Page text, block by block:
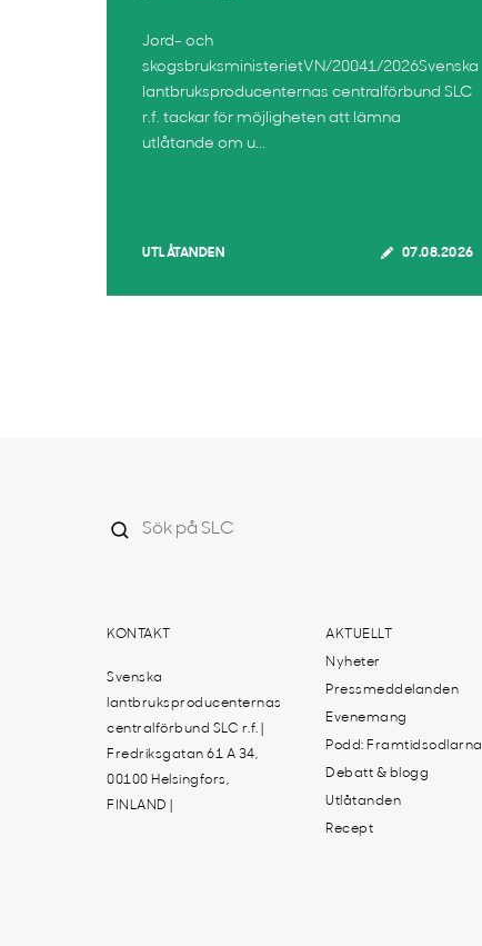
Jord- och
skogsbruksministerietVN/20041/2026Svenska
lantbruksproducenternas centralförbund SLC
r.f. tackar för möjligheten att lämna
utlåtande om u...
UTLÅTANDEN 07.08.2026
KONTAKT
Svenska
lantbruksproducenternas
centralförbund SLC r.f. |
Fredriksgatan 61 A 34,
00100 Helsingfors,
FINLAND |
AKTUELLT
Nyheter
Pressmeddelanden
Evenemang
Podd: Framtidsodlarna
Debatt & blogg
Utlåtanden
Recept